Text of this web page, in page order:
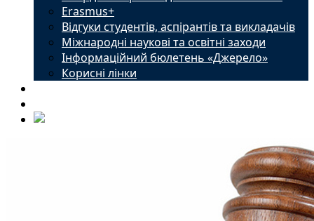
Erasmus+
Відгуки студентів, аспірантів та викладачів
Міжнародні наукові та освітні заходи
Інформаційний бюлетень «Джерело»
Корисні лінки